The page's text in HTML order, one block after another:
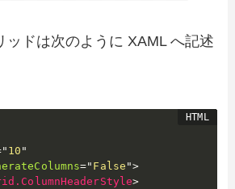
ッドは次のように XAML へ記述
" 10 "
=" False ">
>